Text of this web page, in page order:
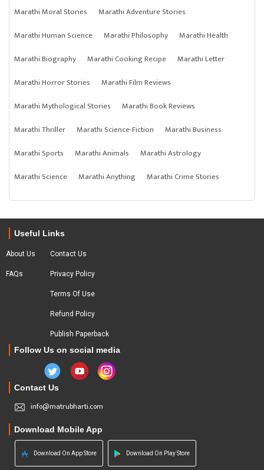
Marathi Moral Stories
Marathi Adventure Stories
Marathi Human Science
Marathi Philosophy
Marathi Health
Marathi Biography
Marathi Cooking Recipe
Marathi Letter
Marathi Horror Stories
Marathi Film Reviews
Marathi Mythological Stories
Marathi Book Reviews
Marathi Thriller
Marathi Science-Fiction
Marathi Business
Marathi Sports
Marathi Animals
Marathi Astrology
Marathi Science
Marathi Anything Marathi Crime Stories
Useful Links
About Us
FAQs
Contact Us
Privacy Policy
Terms Of Use
Refund Policy
Publish Paperback
Follow Us on social media
Contact Us
info@matrubharti.com
Download Mobile App
Download On App Store Download On Play Store